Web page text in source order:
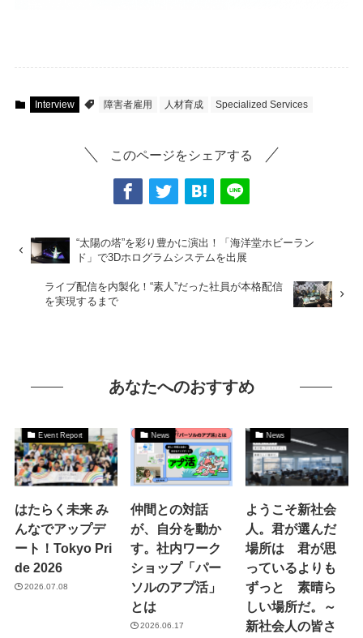
Interview 障害者雇用 人材育成 Specialized Services
このページをシェアする
“太陽の塔”を彩り豊かに演出！「海洋堂ホビーラン
ド」で3Dホログラムシステムを出展
ライブ配信を内製化！“素人”だった社員が本格配信
を実現するまで
あなたへのおすすめ
Event Report
はたらく未来 み
んなでアップデ
ート！Tokyo Pri
de 2026
2026.07.08
News
仲間との対話
が、自分を動か
す。社内ワーク
ショップ「パー
ソルのアプ活」
とは
2026.06.17
News
ようこそ新社会
人。君が選んだ
場所は 君が思
っているよりも
ずっと 素晴ら
しい場所だ。～
新社会人の皆さ